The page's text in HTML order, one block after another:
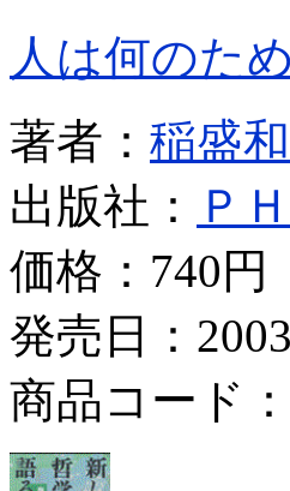
人は何のた
著者： 稲盛
出版社：
Ｐ
価格： 740円
発売日：
商品コード